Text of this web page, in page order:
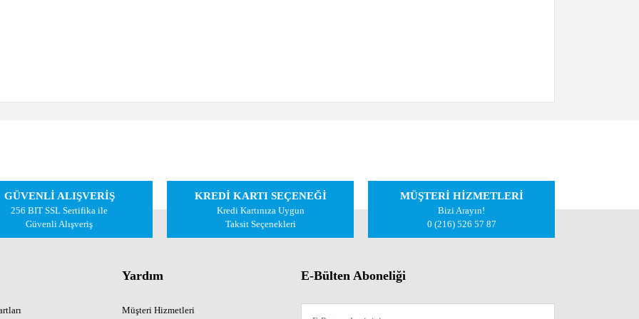
GÜVENLİ ALIŞVERİŞ
256 BIT SSL Sertifika ile
Güvenli Alışveriş
KREDİ KARTI SEÇENEĞİ
Kredi Kartınıza Uygun
Taksit Seçenekleri
MÜŞTERİ HİZMETLERİ
Bizi Arayın!
0 (216) 526 57 87
Yardım
Müşteri Hizmetleri
E-Bülten Aboneliği